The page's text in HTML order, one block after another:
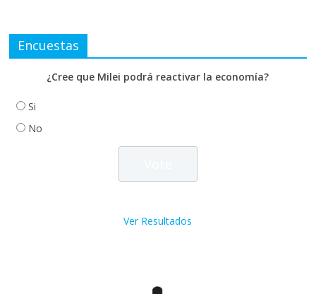
Encuestas
¿Cree que Milei podrá reactivar la economía?
Si
No
Ver Resultados